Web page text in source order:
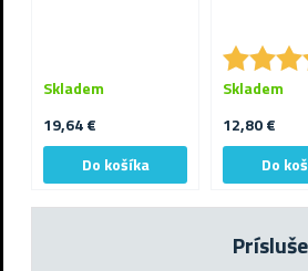
SVETIELOK
19,64 €
Skladem
★★★
★★★
12,80 €
Skladem